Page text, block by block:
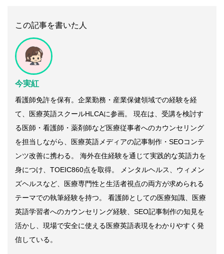
この記事を書いた人
今実紅
看護師免許を保有。企業勤務・産業保健領域での経験を経
て、医療英語スクールHLCAに参画。 現在は、受講を検討す
る医師・看護師・薬剤師など医療従事者へのカウンセリング
を担当しながら、医療英語メディアの記事制作・SEOコンテ
ンツ改善に携わる。 海外在住経験を通じて実践的な英語力を
身につけ、TOEIC860点を取得。 メンタルヘルス、ウィメン
ズヘルスなど、医療専門性と生活者視点の両方が求められる
テーマでの執筆経験を持つ。 看護師としての医療知識、医療
英語学習者へのカウンセリング経験、SEO記事制作の知見を
活かし、現場で安全に使える医療英語表現をわかりやすく発
信している。